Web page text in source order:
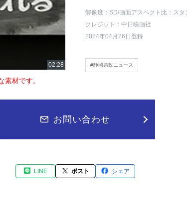
材です。
解像度：SD/画面アスペクト比：スタ
クレジット：中日映画社
2024年04月26日登録
#静岡県政ニュース
お問い合わせ
LINE ポスト シェア